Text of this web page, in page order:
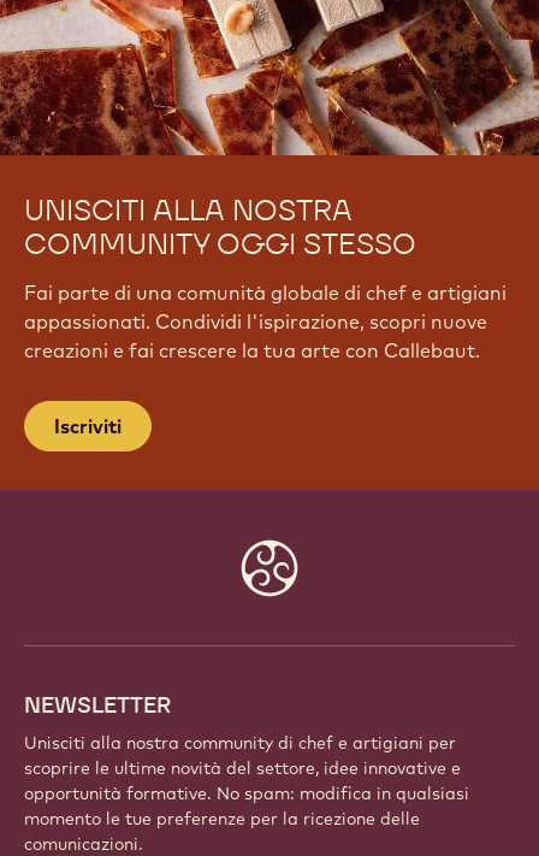
UNISCITI ALLA NOSTRA
COMMUNITY OGGI STESSO
Fai parte di una comunità globale di chef e artigiani
appassionati. Condividi l'ispirazione, scopri nuove
creazioni e fai crescere la tua arte con Callebaut.
Iscriviti
NEWSLETTER
Unisciti alla nostra community di chef e artigiani per
scoprire le ultime novità del settore, idee innovative e
opportunità formative. No spam: modifica in qualsiasi
momento le tue preferenze per la ricezione delle
comunicazioni.